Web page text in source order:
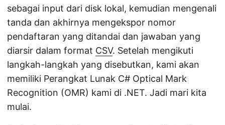
sebagai input dari disk lokal, kemudian mengenali
tanda dan akhirnya mengekspor nomor
pendaftaran yang ditandai dan jawaban yang
diarsir dalam format CSV. Setelah mengikuti
langkah-langkah yang disebutkan, kami akan
memiliki Perangkat Lunak C# Optical Mark
Recognition (OMR) kami di .NET. Jadi mari kita
mulai.